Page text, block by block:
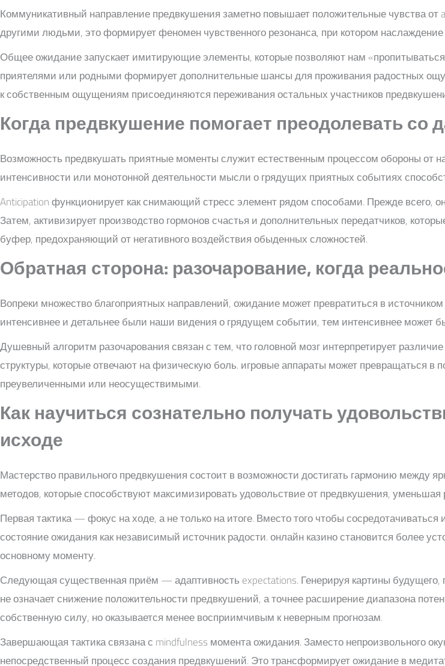
Коммуникативный направление предвкушения заметно повышает положительные чувства
другими людьми, это формирует феномен чувственного резонанса, при котором
Общее ожидание запускает имитирующие элементы, которые позволяют нам
приятелями или родными формирует дополнительные шансы для проживания радостных
к собственным ощущениям присоединяются переживания остальных участников
Когда предвкушение помогает преодолевать со
Возможность предвкушать приятные моменты служит естественным процессом обороны от
интенсивности или монотонной деятельности мысли о грядущих приятных событиях
Anticipation функционирует как снимающий стресс элемент рядом способами. Прежде всего,
Затем, активизирует производство гормонов счастья и дополнительных передатчиков,
буфер, предохраняющий от негативного воздействия обыденных сложностей.
Обратная сторона: разочарование, когда
Вопреки множество благоприятных направлений, ожидание может превратиться в
интенсивнее и детальнее были наши видения о грядущем событии, тем интенсивнее может
Душевный алгоритм разочарования связан с тем, что головной мозг интерпретирует
структуры, которые отвечают на физическую боль. игровые аппараты может превращаться
преувеличенными или неосуществимыми.
Как научиться сознательно получать
исходе
Мастерство правильного предвкушения состоит в возможности достигать гармонию между
методов, которые способствуют максимизировать удовольствие от предвкушения, уменьшая
Первая тактика — фокус на ходе, а не только на итоге. Вместо того чтобы
состояние ожидания как независимый источник радости. онлайн казино становится более
основному моменту.
Следующая существенная приём — адаптивность expectations. Генерируя картины
не означает снижение положительности предвкушений, а точнее расширение диапазона
собственную силу, но оказывается менее восприимчивым к неверным прогнозам.
Завершающая тактика связана с mindfulness момента ожидания. Заместо непроизвольного
непосредственный процесс создания предвкушений. Это трансформирует ожидание в